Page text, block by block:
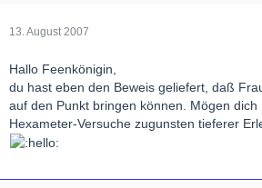
13. August 2007
Hallo Feenkönigin,
du hast eben den Beweis geliefert, daß
auf den Punkt bringen können. Mögen dich
Hexameter-Versuche zugunsten tieferer